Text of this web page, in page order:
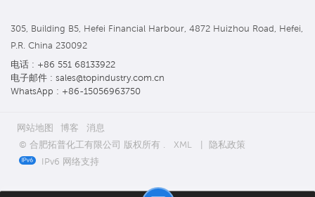
305, Building B5, Hefei Financial Harbour, 4872 Huizhou Road, Hefei,
P.R. China 230092
电话 : +86 551 68133922
电子邮件 : sales@topindustry.com.cn
WhatsApp : +86-15056963750
网站地图 博客
消息
© 合肥拓普化工有限公司 版权所有 .
XML |
隐私政策
IPv6 网络支持